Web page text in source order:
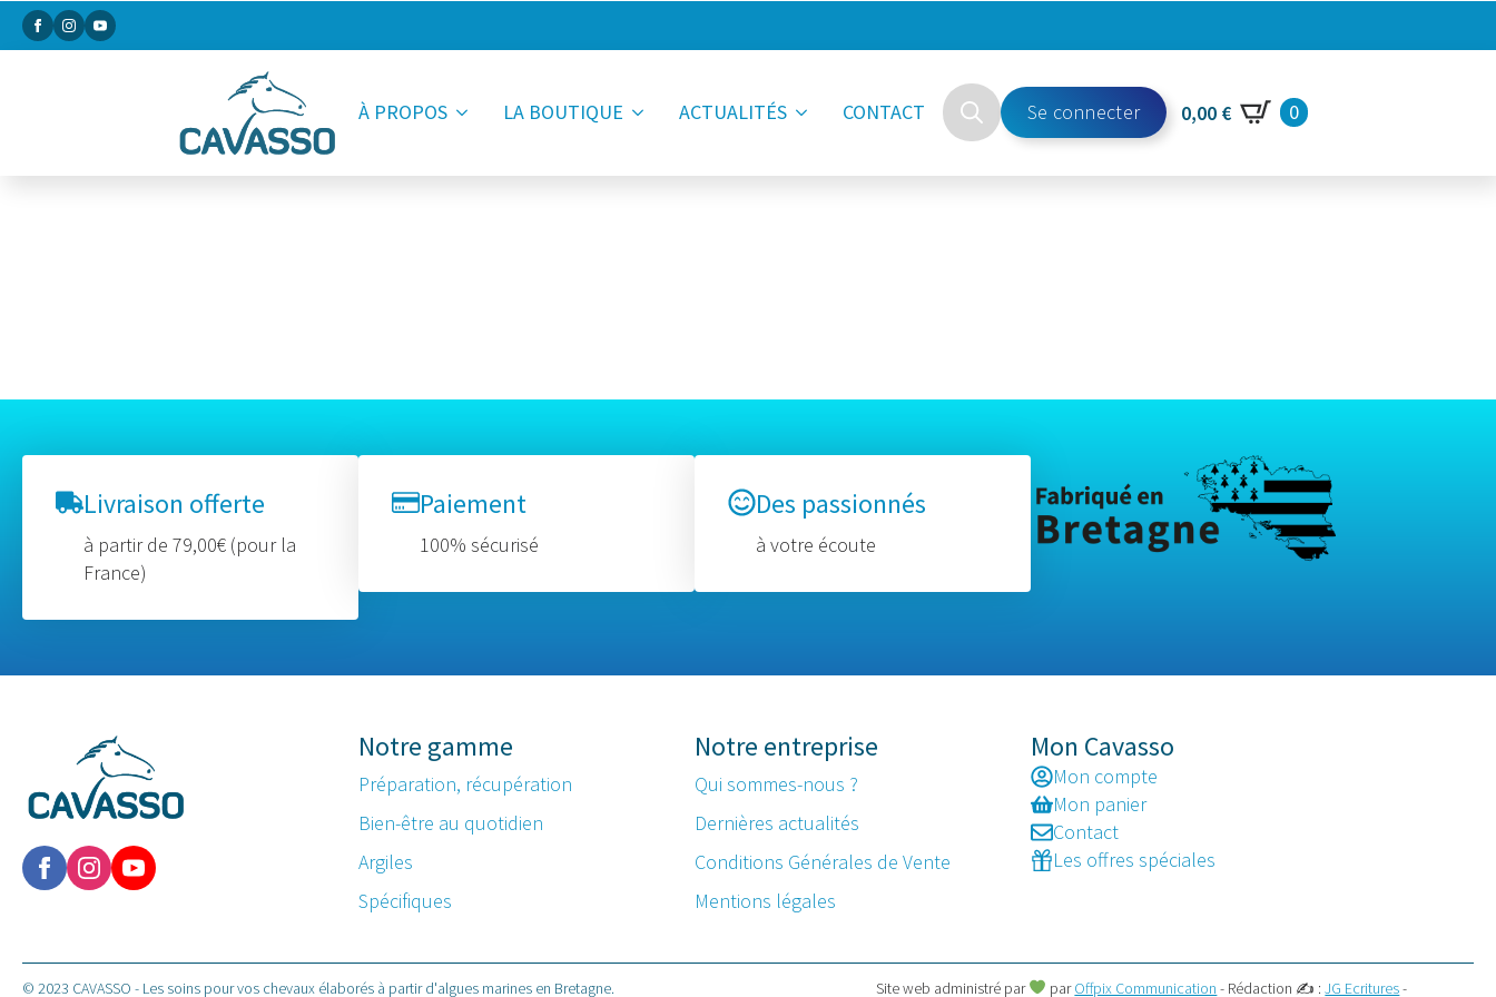
À PROPOS LA BOUTIQUE ACTUALITÉS
CONTACT
for:
Se connecter 0,00 € 0
Livraison offerte
à partir de 79,00€ (pour la
France)
Paiement
100% sécurisé
Des passionnés
à votre écoute
Notre gamme
Préparation, récupération
Bien-être au quotidien
Argiles
Spécifiques
Notre entreprise
Qui sommes-nous ?
Dernières actualités
Conditions Générales de Vente
Mentions légales
Mon Cavasso
Mon compte
Mon panier
Contact
Les offres spéciales
© 2023 CAVASSO - Les soins pour vos chevaux élaborés à partir d'algues marines en Bretagne. Site web administré par parOffpix Communication - Rédaction ✍ :JG Ecritures-